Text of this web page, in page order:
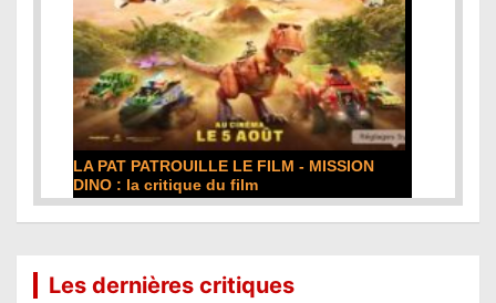
DE LA COMÉDIE-FRANÇAISE : la critique du
film
Les dernières critiques